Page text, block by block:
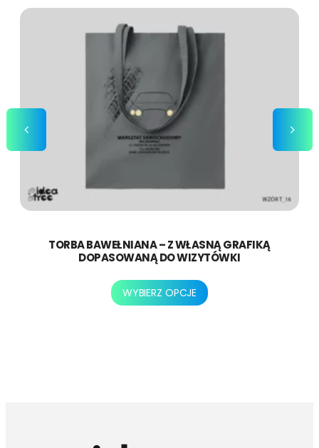
TORBA BAWEŁNIANA – Z WŁASNĄ GRAFIKĄ
DOPASOWANĄ DO WIZYTÓWKI
WYBIERZ OPCJE
Ten